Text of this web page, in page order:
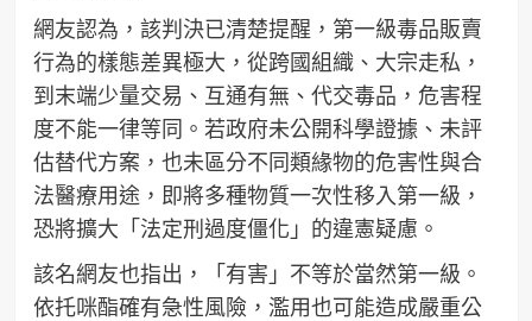
網友認為，該判決已清楚提醒，第一級毒品販賣
行為的樣態差異極大，從跨國組織、大宗走私，
到末端少量交易、互通有無、代交毒品，危害程
度不能一律等同。若政府未公開科學證據、未評
估替代方案，也未區分不同類緣物的危害性與合
法醫療用途，即將多種物質一次性移入第一級，
恐將擴大「法定刑過度僵化」的違憲疑慮。
該名網友也指出，「有害」不等於當然第一級。
依托咪酯確有急性風險，濫用也可能造成嚴重公